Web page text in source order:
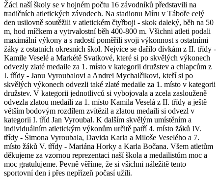
Žáci naší školy se v hojném počtu 16 závodníků představili na
tradičních atletických závodech. Na stadionu Míru v Táboře celý
den usilovně soutěžili v atletickém čtyřboji - skok daleký, běh na 50
m, hod míčkem a vytrvalostní běh 400-800 m. Všichni atleti podali
maximální výkony a s radostí poměřili svoji výkonnost s ostatními
žáky z ostatních okresních škol. Nejvíce se dařilo dívkám z II. třídy -
Kamile Veselé a Markétě Svatkové, které si po skvělých výkonech
odvezly zlaté medaile za 1. místo v kategorii družstev a chlapcům z
I. třídy - Janu Vyroubalovi a Andrei Mychalčikovi, kteří si po
skvělých výkonech odvezli také zlaté medaile za 1. místo v kategorii
družstev. V kategorii jednotlivců si vybojovala a zcela zaslouženě
odvezla zlatou medaili za 1. místo Kamila Veselá z II. třídy a ještě
větším bodovým rozdílem zvítězil a zlatou medaili si odvezl v
kategorii I. tříd Jan Vyroubal. K dalším skvělým umístěním a
individuálním atletickým výkonům určitě patří 4. místo žáků IV.
třídy - Šimona Vyroubala, Davida Karla a Miloše Veselého a 7.
místo žáků V. třídy - Mariána Horky a Karla Bočana. Všem atletům
děkujeme za vzornou reprezentaci naší škola a medailistům moc a
moc gratulujeme. Pevně věříme, že si všichni náležitě tento
sportovní den i přes nepřízeň počasí užili.